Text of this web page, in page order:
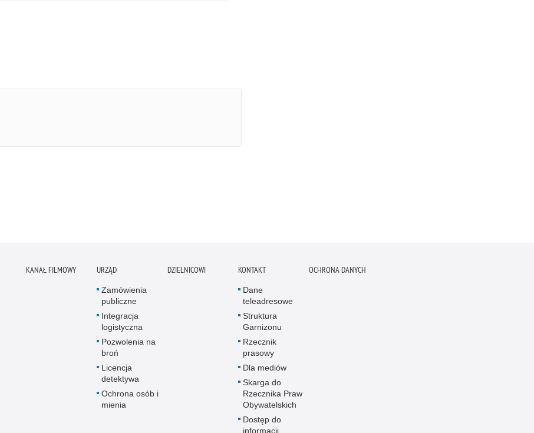
KANAŁ FILMOWY URZĄD
Zamówienia
publiczne
Integracja
logistyczna
Pozwolenia na
broń
Licencja
detektywa
Ochrona osób i
mienia
DZIELNICOWI KONTAKT
Dane
teleadresowe
Struktura
Garnizonu
Rzecznik
prasowy
Dla mediów
Skarga do
Rzecznika Praw
Obywatelskich
Dostęp do
informacji
OCHRONA DANYCH